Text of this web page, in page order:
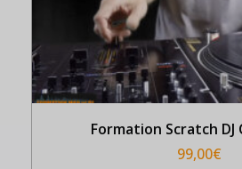
Formation Scratch DJ
99,00€